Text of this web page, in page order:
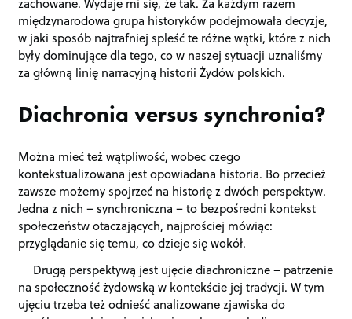
międzynarodowa grupa historyków podejmowała decyzje,
w jaki sposób najtrafniej spleść te różne wątki, które z nich
były dominujące dla tego, co w naszej sytuacji uznaliśmy
za główną linię narracyjną historii Żydów polskich.
Diachronia versus synchronia?
Można mieć też wątpliwość, wobec czego
kontekstualizowana jest opowiadana historia. Bo przecież
zawsze możemy spojrzeć na historię z dwóch perspektyw.
Jedna z nich – synchroniczna – to bezpośredni kontekst
społeczeństw otaczających, najprościej mówiąc:
przyglądanie się temu, co dzieje się wokół.
Drugą perspektywą jest ujęcie diachroniczne – patrzenie
na społeczność żydowską w kontekście jej tradycji. W tym
ujęciu trzeba też odnieść analizowane zjawiska do